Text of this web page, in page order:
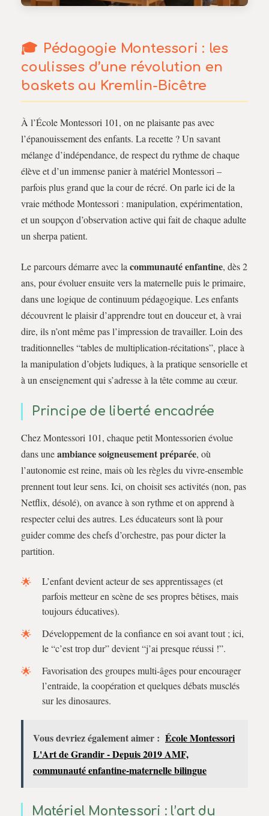
Pédagogie Montessori : les
coulisses d’une révolution en
baskets au Kremlin-Bicêtre
À l’École Montessori 101, on ne plaisante pas avec
l’épanouissement des enfants. La recette ? Un savant
mélange d’indépendance, de respect du rythme de chaque
élève et d’un immense panier à matériel Montessori –
parfois plus grand que la cour de récré. On parle ici de la
vraie méthode Montessori : manipulation, expérimentation,
et un soupçon d’observation active qui fait de chaque adulte
un sherpa patient.
Le parcours démarre avec la communauté enfantine, dès 2
ans, pour évoluer ensuite vers la maternelle puis le primaire,
dans une logique de continuum pédagogique. Les enfants
découvrent le plaisir d’apprendre tout en douceur et, à vrai
dire, ils n’ont même pas l’impression de travailler. Loin des
traditionnelles “tables de multiplication-récitations”, place à
la manipulation d’objets ludiques, à la pratique sensorielle et
à un enseignement qui s’adresse à la tête comme au cœur.
Principe de liberté encadrée
Chez Montessori 101, chaque petit Montessorien évolue
dans uneambiance soigneusement préparée, où
l’autonomie est reine, mais où les règles du vivre-ensemble
prennent tout leur sens. Ici, on choisit ses activités (non, pas
Netflix, désolé), on avance à son rythme et on apprend à
respecter celui des autres. Les éducateurs sont là pour
guider comme des chefs d’orchestre, pas pour dicter la
partition.
L’enfant devient acteur de ses apprentissages (et
parfois metteur en scène de ses propres bêtises, mais
toujours éducatives).
Développement de la confiance en soi avant tout ; ici,
le “c’est trop dur” devient “j’ai presque réussi !”.
Favorisation des groupes multi-âges pour encourager
l’entraide, la coopération et quelques débats musclés
sur les dinosaures.
Vous devriez également aimer : École Montessori
L'Art de Grandir - Depuis 2019 AMF,
communauté enfantine-maternelle bilingue
Matériel Montessori : l’art du